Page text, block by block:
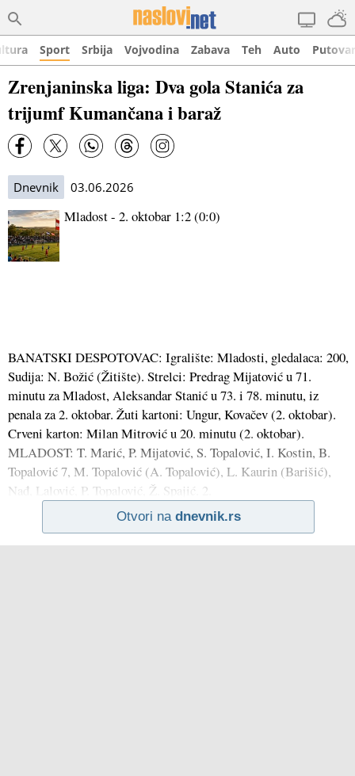
Sport Srbija Vojvodina Zabava Teh Auto
Zrenjaninska liga: Dva gola Stanića za
trijumf Kumančana i baraž
Dnevnik 03.06.2026
Mladost - 2. oktobar 1:2 (0:0)
BANATSKI DESPOTOVAC: Igralište: Mladosti, gledalaca: 200,
Sudija: N. Božić (Žitište). Strelci: Predrag Mijatović u 71.
minutu za Mladost, Aleksandar Stanić u 73. i 78. minutu, iz
penala za 2. oktobar. Žuti kartoni: Ungur, Kovačev (2. oktobar).
Crveni karton: Milan Mitrović u 20. minutu (2. oktobar).
MLADOST: T. Marić, P. Mijatović, S. Topalović, I. Kostin, B.
Topalović 7, M. Topalović (A. Topalović), L. Kaurin (Barišić),
Nađ, Lalović, P. Topalović, Ž. Spajić. 2.
Otvori na dnevnik.rs